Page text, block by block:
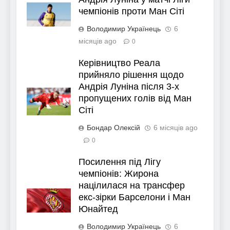
чемпіонів проти Ман Сіті
Володимир Українець
6
місяців ago
0
Керівництво Реала
прийняло рішення щодо
Андрія Луніна після 3-х
пропущених голів від Ман
Сіті
Бондар Олексій 6 місяців ago
0
Посилення під Лігу
чемпіонів: Жирона
націлилася на трансфер
екс-зірки Барселони і Ман
Юнайтед
Володимир Українець
6